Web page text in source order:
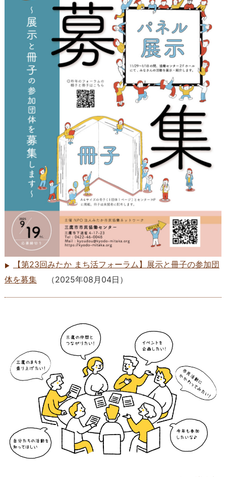
【第23回みたか まち活フォーラム】展示と冊子の参加団
体を募集
（2025年08月04日 ）